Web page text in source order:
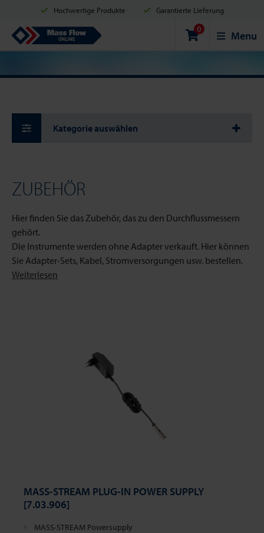
Hochwertige Produkte Garantierte Lieferung
Versand innerhalb von 2 Werktagen Sicher einkaufen
Zahlungsmöglichkeiten: Kreditkarte, PayPal oder Banküberweisung
Mass Flow Online 0 Menu
Kategorie auswählen
ZUBEHÖR
Hier finden Sie das Zubehör, das zu den Durchflussmessern
gehört.
Die Instrumente werden ohne Adapter verkauft. Hier können
Sie Adapter-Sets, Kabel, Stromversorgungen usw. bestellen.
Weiterlesen
MASS-STREAM PLUG-IN POWER SUPPLY
[7.03.906]
MASS-STREAM Powersupply